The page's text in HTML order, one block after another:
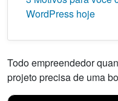
WordPress hoje
Todo empreendedor
projeto precisa de uma